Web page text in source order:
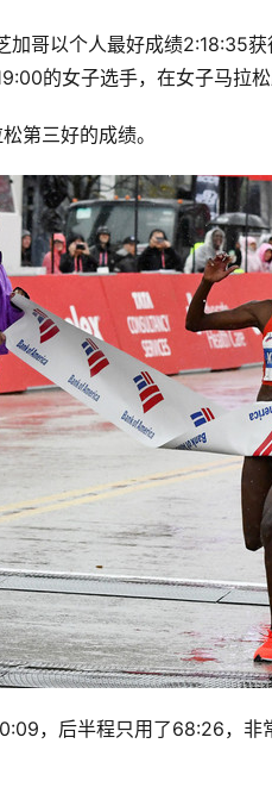
哥以个人最好成绩2:18:35
的女子选手，在女子马拉
第三好的成绩。
，后半程只用了68:26，